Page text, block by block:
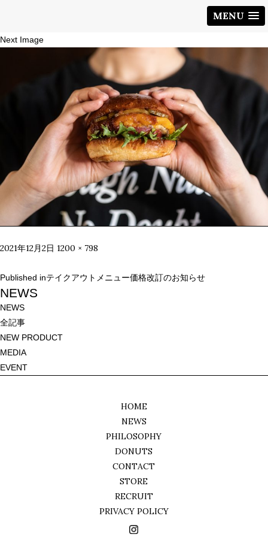
MENU
Next Image
Posted
2021年12月2日 Full
1200 × 798
投
稿
ナ
ビ
ゲ
ー
シ
Published inテイクアウトメニュー価格改訂のお知らせ
NEWS
NEWS
全記事
NEW PRODUCT
MEDIA
EVENT
HOME
NEWS
PHILOSOPHY
DONUTS
CONTACT
STORE
RECRUIT
PRIVACY POLICY